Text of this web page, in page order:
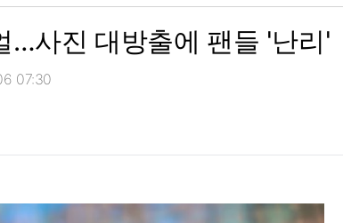
…사진 대방출에 팬들 '난리'
07:30